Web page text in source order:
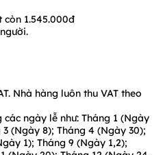
1.545.000đ
Nhà hàng luôn thu VAT theo
ngày lễ như: Tháng 1 (Ngày
(Ngày 8); Tháng 4 (Ngày 30);
1); Tháng 9 (Ngày 1,2);